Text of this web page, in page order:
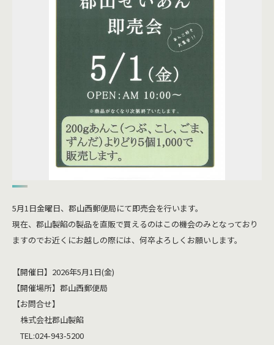
5月1日金曜日、郡山西郵便局にて即売会を行います。
現在、郡山製餡の製品を直販で買えるのはこの機会のみとなっており
ますのでお近くにお越しの際には、何卒よろしくお願いします。
【開催日】2026年5月1日(金)
【開催場所】郡山西郵便局
【お問合せ】
株式会社郡山製餡
TEL:024-943-5200